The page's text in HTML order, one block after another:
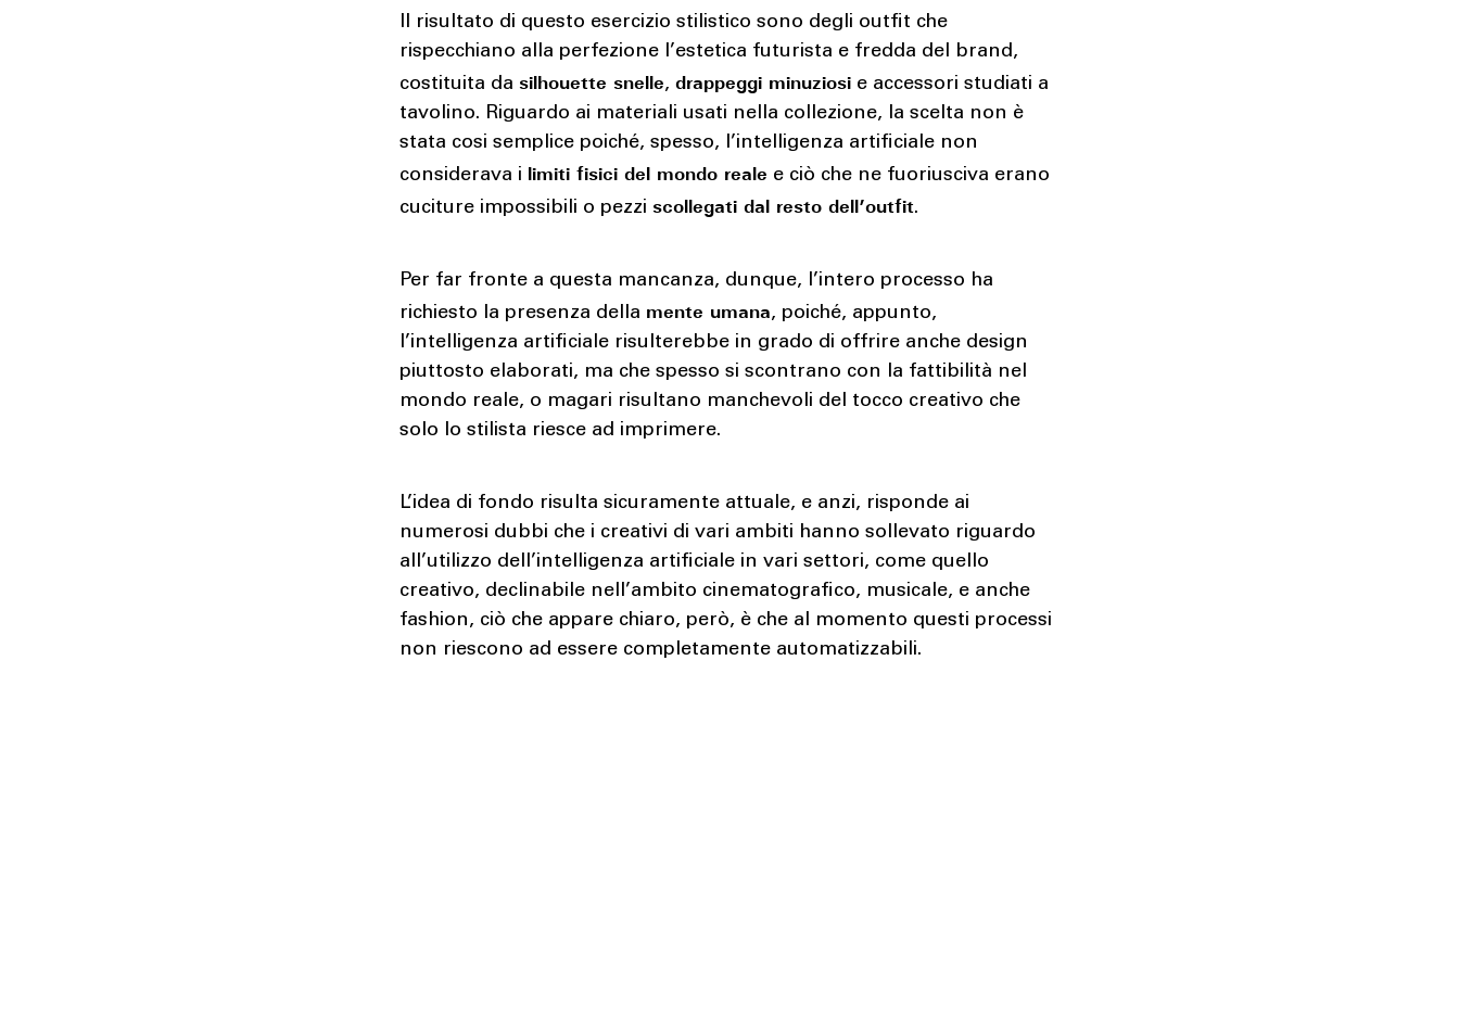
Il risultato di questo esercizio stilistico sono degli outfit che
rispecchiano alla perfezione l’estetica futurista e fredda del brand,
costituita dasilhouette snelle,drappeggi minuziosi e accessori studiati a
tavolino. Riguardo ai materiali usati nella collezione, la scelta non è
stata cosi semplice poiché, spesso, l’intelligenza artificiale non
considerava i limiti fisici del mondo reale e ciò che ne fuoriusciva erano
cuciture impossibili o pezziscollegati dal resto dell’outfit.
Per far fronte a questa mancanza, dunque, l’intero processo ha
richiesto la presenza della mente umana, poiché, appunto,
l’intelligenza artificiale risulterebbe in grado di offrire anche design
piuttosto elaborati, ma che spesso si scontrano con la fattibilità nel
mondo reale, o magari risultano manchevoli del tocco creativo che
solo lo stilista riesce ad imprimere.
L’idea di fondo risulta sicuramente attuale, e anzi, risponde ai
numerosi dubbi che i creativi di vari ambiti hanno sollevato riguardo
all’utilizzo dell’intelligenza artificiale in vari settori, come quello
creativo, declinabile nell’ambito cinematografico, musicale, e anche
fashion, ciò che appare chiaro, però, è che al momento questi processi
non riescono ad essere completamente automatizzabili.